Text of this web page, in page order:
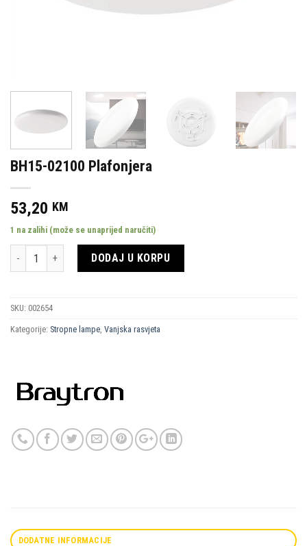
BH15-02100 Plafonjera
53,20 KM
1 na zalihi (može se unaprijed naručiti)
Količina DODAJ U KORPU
SKU: 002654
Kategorije: Stropne lampe, Vanjska rasvjeta
DODATNE INFORMACIJE